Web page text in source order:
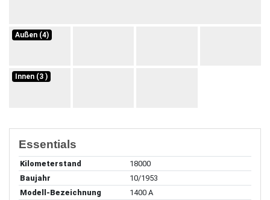
Außen (4)
Innen (3 )
Essentials
Kilometerstand
18000
Baujahr
10/1953
Modell-Bezeichnung
1400 A